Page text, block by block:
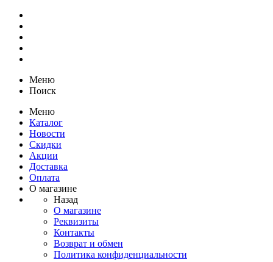
Меню
Поиск
Меню
Каталог
Новости
Скидки
Акции
Доставка
Оплата
О магазине
Назад
О магазине
Реквизиты
Контакты
Возврат и обмен
Политика конфиденциальности